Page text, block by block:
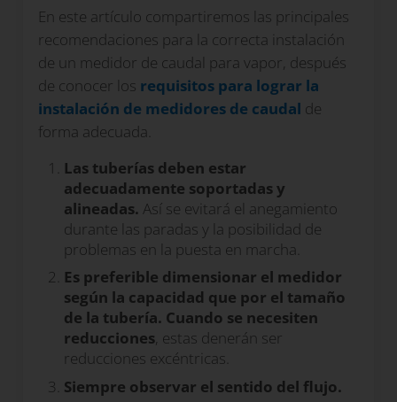
En este artículo compartiremos las principales
recomendaciones para la correcta instalación
de un medidor de caudal para vapor, después
de conocer los requisitos para lograr la
instalación de medidores de caudal de
forma adecuada.
Las tuberías deben estar
adecuadamente soportadas y
alineadas.Así se evitará el anegamiento
durante las paradas y la posibilidad de
problemas en la puesta en marcha.
Es preferible dimensionar el medidor
según la capacidad que por el tamaño
de la tubería. Cuando se necesiten
reducciones, estas denerán ser
reducciones excéntricas.
Siempre observar el sentido del flujo.